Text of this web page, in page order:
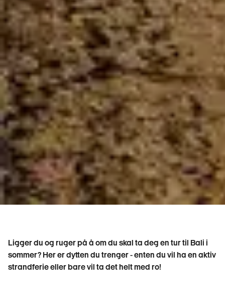
Ligger du og ruger på å om du skal ta deg en tur til Bali i
sommer? Her er dytten du trenger - enten du vil ha en aktiv
strandferie eller bare vil ta det helt med ro!